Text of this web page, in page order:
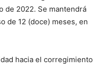
de 2022. Se mantendrá
de 12 (doce) meses, en
hacia el corregimiento